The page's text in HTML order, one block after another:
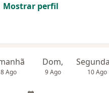
Mostrar perfil
8 Ago
Dom,
9 Ago 10 Ago